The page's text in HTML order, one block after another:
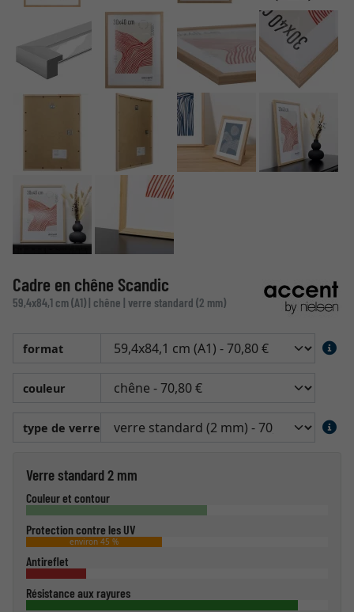
Cadre en chêne Scandic
59,4x84,1 cm (A1) | chêne | verre standard (2 mm)
format
couleur
type de verre
Verre standard 2 mm
Couleur et contour
Protection contre les UV
environ 45 %
Antireflet
Résistance aux rayures